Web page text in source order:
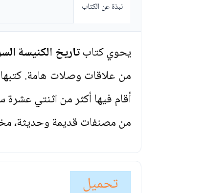
نبذة عن الكتاب
يحوي كتابتاريخ الكنيسة
من علاقات وصلات هامة.
أقام فيها أكثر من اثنتي
من مصنفات قديمة وحديثة،
تحميل